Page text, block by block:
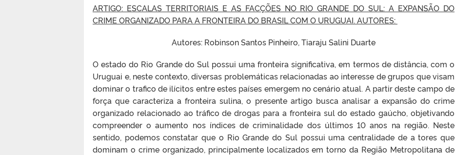
ARTIGO: ESCALAS TERRITORIAIS E AS FACÇÕES NO RIO GRANDE DO SUL: A EXPANSÃO DO
CRIME ORGANIZADO PARA A FRONTEIRA DO BRASIL COM O URUGUAI. AUTORES:
Autores: Robinson Santos Pinheiro, Tiaraju Salini Duarte
O estado do Rio Grande do Sul possui uma fronteira significativa, em termos de distância, com o
Uruguai e, neste contexto, diversas problemáticas relacionadas ao interesse de grupos que visam
dominar o trafico de ilícitos entre estes países emergem no cenário atual. A partir deste campo de
força que caracteriza a fronteira sulina, o presente artigo busca analisar a expansão do crime
organizado relacionado ao tráfico de drogas para a fronteira sul doestado gaúcho, objetivando
compreender o aumento nos índices de criminalidade dos últimos 10 anos na região. Neste
sentido, podemos constatar que o Rio Grande do Sul possui uma centralidade de a tores que
dominam o crime organizado, principalmente localizados em torno da Região Metropolitana de